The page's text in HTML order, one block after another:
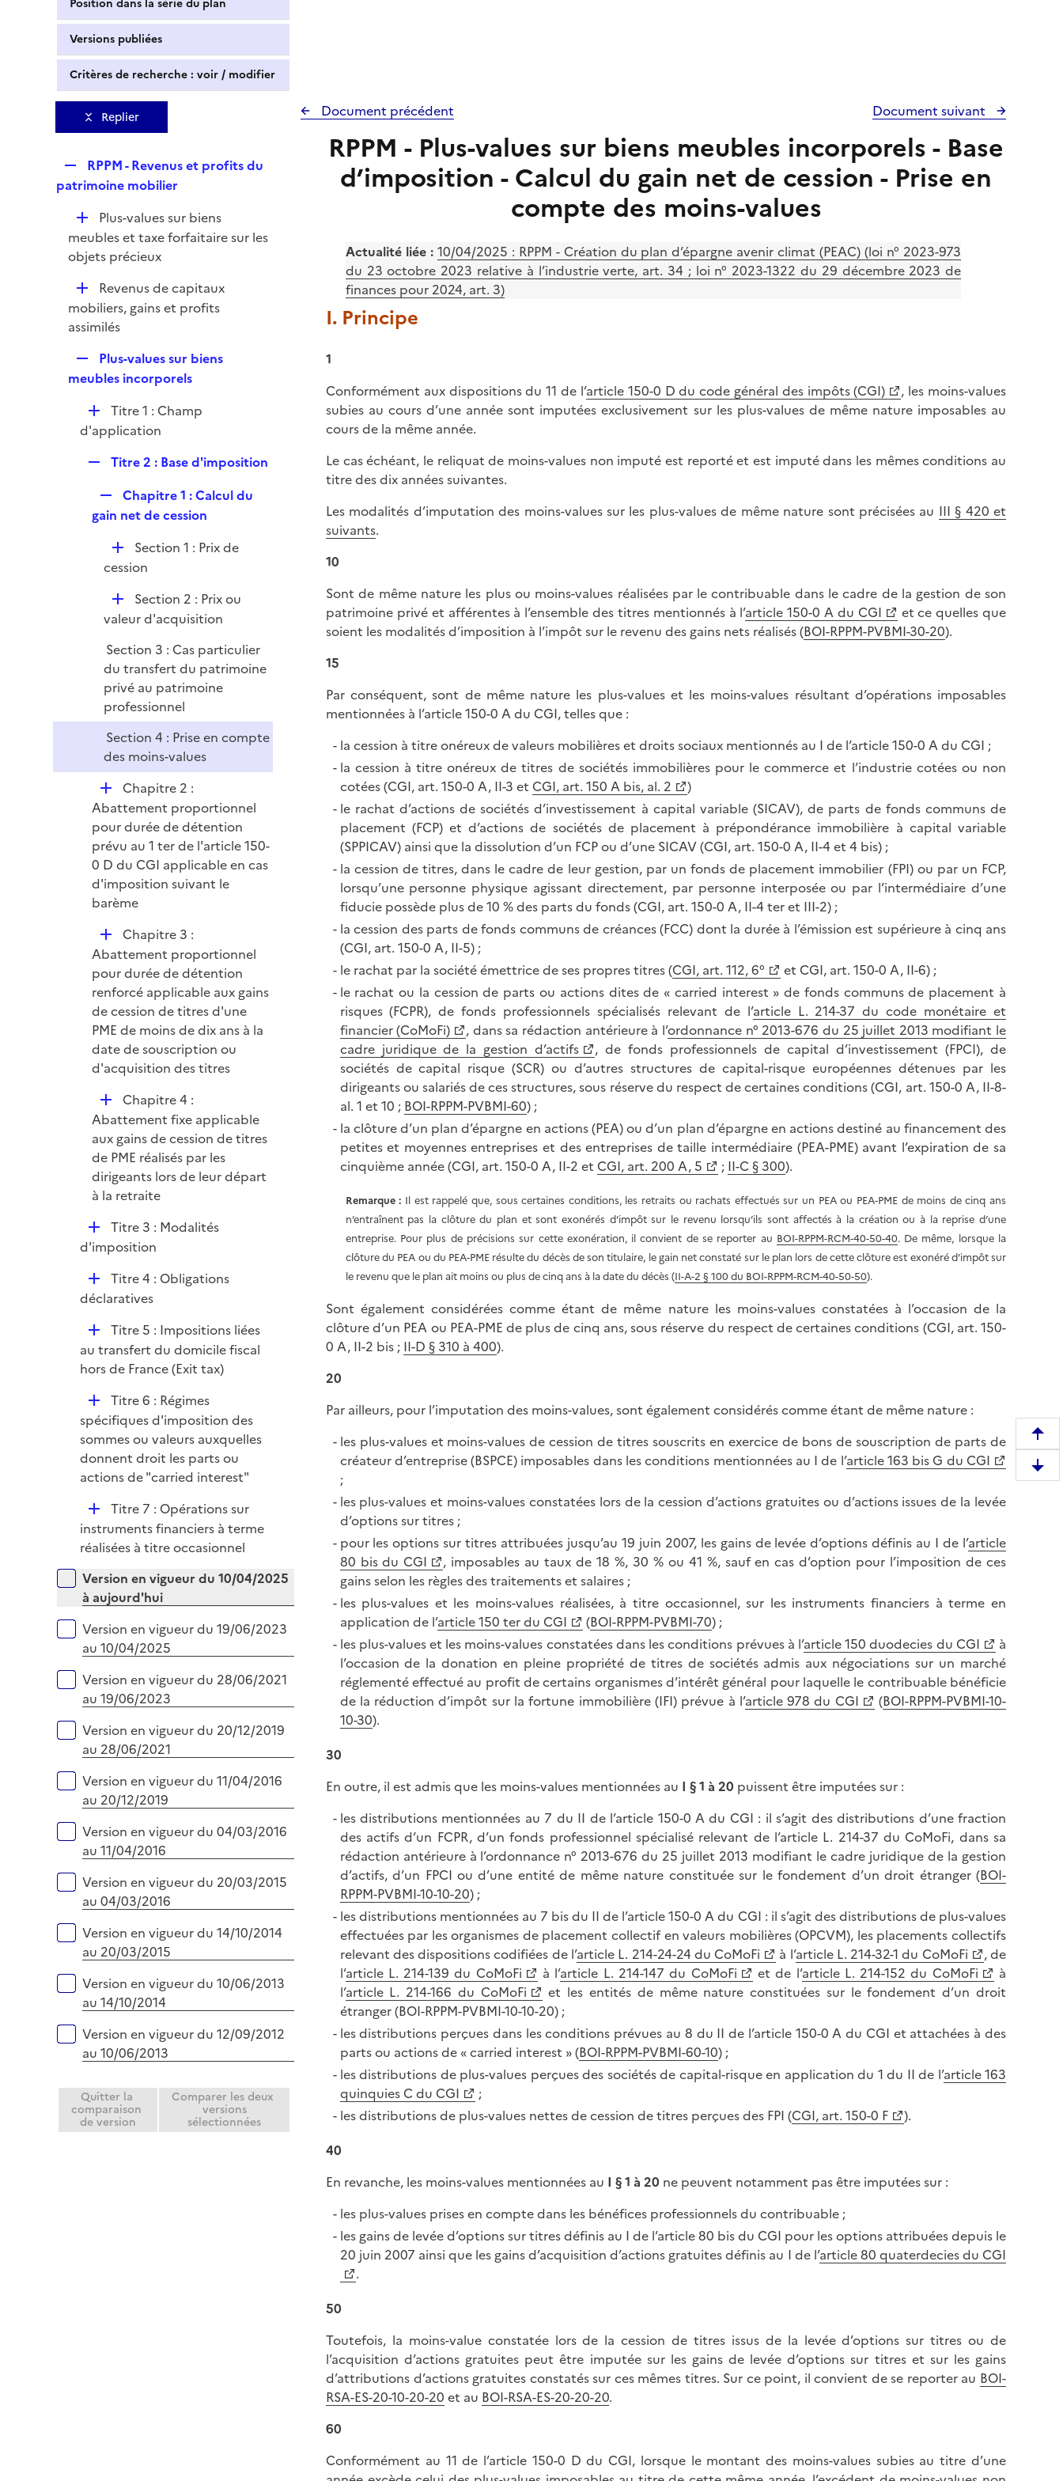
Position dans la série du plan
Versions publiées
Critères de recherche : voir / modifier
Replier
e
l
i
e
r
RPPM - Revenus et profits du
patrimoine mobilier
D
é
p
e
r
Plus-values sur biens
meubles et taxe forfaitaire sur les
objets précieux
D
é
p
e
r
Revenus de capitaux
mobiliers, gains et profits
assimilés
e
l
i
Plus-values sur biens
meubles incorporels
D
é
r
Titre 1 : Champ
d'application
p
l
r
Titre 2 : Base d'imposition
e
l
i
e
r
Chapitre 1 : Calcul du
gain net de cession
D
é
i
e
r
Section 1 : Prix de
cession
D
é
l
i
e
r
Section 2 : Prix ou
valeur d'acquisition
Section 3 : Cas particulier
du transfert du patrimoine
privé au patrimoine
professionnel
Section 4 : Prise en compte
des moins-values
D
é
p
l
i
e
r
Chapitre 2 :
Abattement proportionnel
pour durée de détention
prévu au 1 ter de l'article 150-
0 D du CGI applicable en cas
d'imposition suivant le
barème
D
é
p
l
i
e
r
Chapitre 3 :
Abattement proportionnel
pour durée de détention
renforcé applicable aux gains
de cession de titres d'une
PME de moins de dix ans à la
date de souscription ou
d'acquisition des titres
D
é
p
l
i
e
Chapitre 4 :
Abattement fixe applicable
aux gains de cession de titres
de PME réalisés par les
dirigeants lors de leur départ
à la retraite
D
é
i
Titre 3 : Modalités
d'imposition
D
é
i
e
Titre 4 : Obligations
déclaratives
D
é
p
e
r
Titre 5 : Impositions liées
au transfert du domicile fiscal
hors de France (Exit tax)
D
é
p
l
i
Titre 6 : Régimes
spécifiques d'imposition des
sommes ou valeurs auxquelles
donnent droit les parts ou
actions de "carried interest"
D
é
p
i
e
Titre 7 : Opérations sur
instruments financiers à terme
réalisées à titre occasionnel
Versions sur la période
Version en vigueur du 10/04/2025
à aujourd'hui
Version en vigueur du 19/06/2023
au 10/04/2025
Version en vigueur du 28/06/2021
au 19/06/2023
Version en vigueur du 20/12/2019
au 28/06/2021
Version en vigueur du 11/04/2016
au 20/12/2019
Version en vigueur du 04/03/2016
au 11/04/2016
Version en vigueur du 20/03/2015
au 04/03/2016
Version en vigueur du 14/10/2014
au 20/03/2015
Version en vigueur du 10/06/2013
au 14/10/2014
Version en vigueur du 12/09/2012
au 10/06/2013
Quitter la
comparaison
de version
Comparer les deux
versions
sélectionnées
Document précédent Document suivant
RPPM - Plus-values sur biens meubles incorporels - Base
d’imposition - Calcul du gain net de cession - Prise en
compte des moins-values
Actualité liée : 10/04/2025 : RPPM - Création du plan d’épargne avenir climat (PEAC) (loi n° 2023-973
du 23 octobre 2023 relative à l’industrie verte, art. 34 ; loi n° 2023-1322 du 29 décembre 2023 de
finances pour 2024, art. 3)
I. Principe
1
Conformément aux dispositions du 11 de l’article 150-0 D du code général des impôts (CGI)
, les moins-values
subies au cours d’une année sont imputées exclusivement sur les plus-values de même nature imposables au
cours de la même année.
Le cas échéant, le reliquat de moins-values non imputé est reporté et est imputé dans les mêmes conditions au
titre des dix années suivantes.
Les modalités d’imputation des moins-values sur les plus-values de même nature sont précisées au III § 420 et
suivants.
10
Sont de même nature les plus ou moins-values réalisées par le contribuable dans le cadre de la gestion de son
patrimoine privé et afférentes à l’ensemble des titres mentionnés à l’article 150-0 A du CGI
et ce quelles que
soient les modalités d’imposition à l’impôt sur le revenu des gains nets réalisés (BOI-RPPM-PVBMI-30-20).
15
Par conséquent, sont de même nature les plus-values et les moins-values résultant d’opérations imposables
mentionnées à l’article 150-0 A du CGI, telles que :
la cession à titre onéreux de valeurs mobilières et droits sociaux mentionnés au I de l’article 150-0 A du CGI ;
la cession à titre onéreux de titres de sociétés immobilières pour le commerce et l’industrie cotées ou non
cotées (CGI, art. 150-0 A, II-3 et CGI, art. 150 A bis, al. 2
)
le rachat d’actions de sociétés d’investissement à capital variable (SICAV), de parts de fonds communs de
placement (FCP) et d’actions de sociétés de placement à prépondérance immobilière à capital variable
(SPPICAV) ainsi que la dissolution d’un FCP ou d’une SICAV (CGI, art. 150-0 A, II-4 et 4 bis) ;
la cession de titres, dans le cadre de leur gestion, par un fonds de placement immobilier (FPI) ou par un FCP,
lorsqu’une personne physique agissant directement, par personne interposée ou par l’intermédiaire d’une
fiducie possède plus de 10 % des parts du fonds (CGI, art. 150-0 A, II-4 ter et III-2) ;
la cession des parts de fonds communs de créances (FCC) dont la durée à l’émission est supérieure à cinq ans
(CGI, art. 150-0 A, II-5) ;
le rachat par la société émettrice de ses propres titres (CGI, art. 112, 6°
et CGI, art. 150-0 A, II-6) ;
le rachat ou la cession de parts ou actions dites de « carried interest » de fonds communs de placement à
risques (FCPR), de fonds professionnels spécialisés relevant de l’article L. 214-37 du code monétaire et
financier (CoMoFi)
, dans sa rédaction antérieure à l’ordonnance n° 2013-676 du 25 juillet 2013 modifiant le
cadre juridique de la gestion d’actifs
, de fonds professionnels de capital d’investissement (FPCI), de
sociétés de capital risque (SCR) ou d’autres structures de capital-risque européennes détenues par les
dirigeants ou salariés de ces structures, sous réserve du respect de certaines conditions (CGI, art. 150-0 A, II-8-
al. 1 et 10 ; BOI-RPPM-PVBMI-60) ;
la clôture d’un plan d’épargne en actions (PEA) ou d’un plan d’épargne en actions destiné au financement des
petites et moyennes entreprises et des entreprises de taille intermédiaire (PEA-PME) avant l’expiration de sa
cinquième année (CGI, art. 150-0 A, II-2 et CGI, art. 200 A, 5 ; II-C § 300).
Remarque : Il est rappelé que, sous certaines conditions, les retraits ou rachats effectués sur un PEA ou PEA-PME de moins de cinq ans
n’entraînent pas la clôture du plan et sont exonérés d’impôt sur le revenu lorsqu’ils sont affectés à la création ou à la reprise d’une
entreprise. Pour plus de précisions sur cette exonération, il convient de se reporter au BOI-RPPM-RCM-40-50-40. De même, lorsque la
clôture du PEA ou du PEA-PME résulte du décès de son titulaire, le gain net constaté sur le plan lors de cette clôture est exonéré d’impôt sur
le revenu que le plan ait moins ou plus de cinq ans à la date du décès (II-A-2 § 100 du BOI-RPPM-RCM-40-50-50).
Sont également considérées comme étant de même nature les moins-values constatées à l’occasion de la
clôture d’un PEA ou PEA-PME de plus de cinq ans, sous réserve du respect de certaines conditions (CGI, art. 150-
0 A, II-2 bis ; II-D § 310 à 400).
20
Par ailleurs, pour l’imputation des moins-values, sont également considérés comme étant de même nature :
les plus-values et moins-values de cession de titres souscrits en exercice de bons de souscription de parts de
créateur d’entreprise (BSPCE) imposables dans les conditions mentionnées au I de l’article 163 bis G du CGI
;
les plus-values et moins-values constatées lors de la cession d’actions gratuites ou d’actions issues de la levée
d’options sur titres ;
pour les options sur titres attribuées jusqu’au 19 juin 2007, les gains de levée d’options définis au I de l’article
80 bis du CGI
, imposables au taux de 18 %, 30 % ou 41 %, sauf en cas d’option pour l’imposition de ces
gains selon les règles des traitements et salaires ;
les plus-values et les moins-values réalisées, à titre occasionnel, sur les instruments financiers à terme en
application de l’article 150 ter du CGI (BOI-RPPM-PVBMI-70) ;
les plus-values et les moins-values constatées dans les conditions prévues à l’article 150 duodecies du CGI
à
l’occasion de la donation en pleine propriété de titres de sociétés admis aux négociations sur un marché
réglementé effectué au profit de certains organismes d’intérêt général pour laquelle le contribuable bénéficie
de la réduction d’impôt sur la fortune immobilière (IFI) prévue à l’article 978 du CGI (BOI-RPPM-PVBMI-10-
10-30).
30
En outre, il est admis que les moins-values mentionnées au I § 1 à 20 puissent être imputées sur :
les distributions mentionnées au 7 du II de l’article 150-0 A du CGI : il s’agit des distributions d’une fraction
des actifs d’un FCPR, d’un fonds professionnel spécialisé relevant de l’article L. 214-37 du CoMoFi, dans sa
rédaction antérieure à l’ordonnance n° 2013-676 du 25 juillet 2013 modifiant le cadre juridique de la gestion
d’actifs, d’un FPCI ou d’une entité de même nature constituée sur le fondement d’un droit étranger (BOI-
RPPM-PVBMI-10-10-20) ;
les distributions mentionnées au 7 bis du II de l’article 150-0 A du CGI : il s’agit des distributions de plus-values
effectuées par les organismes de placement collectif en valeurs mobilières (OPCVM), les placements collectifs
relevant des dispositions codifiées de l’article L. 214-24-24 du CoMoFi à l’article L. 214-32-1 du CoMoFi
, de
l’article L. 214-139 du CoMoFi à l’article L. 214-147 du CoMoFi et de l’article L. 214-152 du CoMoFi
à
l’article L. 214-166 du CoMoFi
et les entités de même nature constituées sur le fondement d’un droit
étranger (BOI-RPPM-PVBMI-10-10-20) ;
les distributions perçues dans les conditions prévues au 8 du II de l’article 150-0 A du CGI et attachées à des
parts ou actions de « carried interest » (BOI-RPPM-PVBMI-60-10) ;
les distributions de plus-values perçues des sociétés de capital-risque en application du 1 du II de l’article 163
quinquies C du CGI
;
les distributions de plus-values nettes de cession de titres perçues des FPI (CGI, art. 150-0 F
).
40
En revanche, les moins-values mentionnées au I § 1 à 20 ne peuvent notamment pas être imputées sur :
les plus-values prises en compte dans les bénéfices professionnels du contribuable ;
les gains de levée d’options sur titres définis au I de l’article 80 bis du CGI pour les options attribuées depuis le
20 juin 2007 ainsi que les gains d’acquisition d’actions gratuites définis au I de l’article 80 quaterdecies du CGI
.
50
Toutefois, la moins-value constatée lors de la cession de titres issus de la levée d’options sur titres ou de
l’acquisition d’actions gratuites peut être imputée sur les gains de levée d’options sur titres et sur les gains
d’attributions d’actions gratuites constatés sur ces mêmes titres. Sur ce point, il convient de se reporter au BOI-
RSA-ES-20-10-20-20 et au BOI-RSA-ES-20-20-20.
60
Conformément au 11 de l’article 150-0 D du CGI, lorsque le montant des moins-values subies au titre d’une
e
m
D